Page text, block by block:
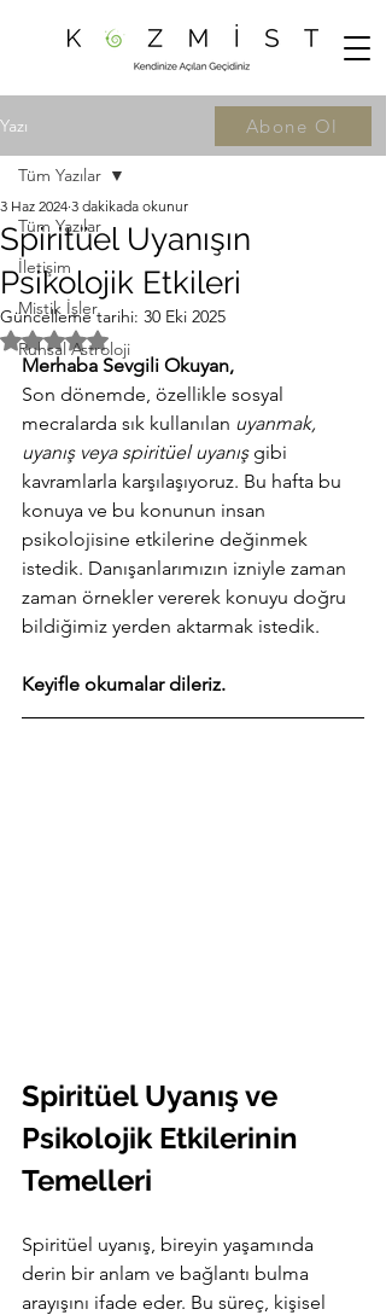
Yazı
Tüm Yazılar
İletişim
Mistik İşler
Ruhsal Astroloji
Tüm Yazılar
Spiritüel Uyanışın
Psikolojik Etkileri
3 Haz 2024 3 dakikada okunur
Güncelleme tarihi: 30 Eki 2025
5 üzerinden NaN yıldız
Merhaba Sevgili Okuyan,
Son dönemde, özellikle sosyal
mecralarda sık kullanılan uyanmak,
uyanış veya spiritüel uyanış gibi
kavramlarla karşılaşıyoruz. Bu hafta bu
konuya ve bu konunun insan
psikolojisine etkilerine değinmek
istedik. Danışanlarımızın izniyle zaman
zaman örnekler vererek konuyu doğru
bildiğimiz yerden aktarmak istedik.
Keyifle okumalar dileriz.
Spiritüel Uyanış ve
Psikolojik Etkilerinin
Temelleri
Spiritüel uyanış, bireyin yaşamında
derin bir anlam ve bağlantı bulma
arayışını ifade eder. Bu süreç, kişisel
Abone Ol